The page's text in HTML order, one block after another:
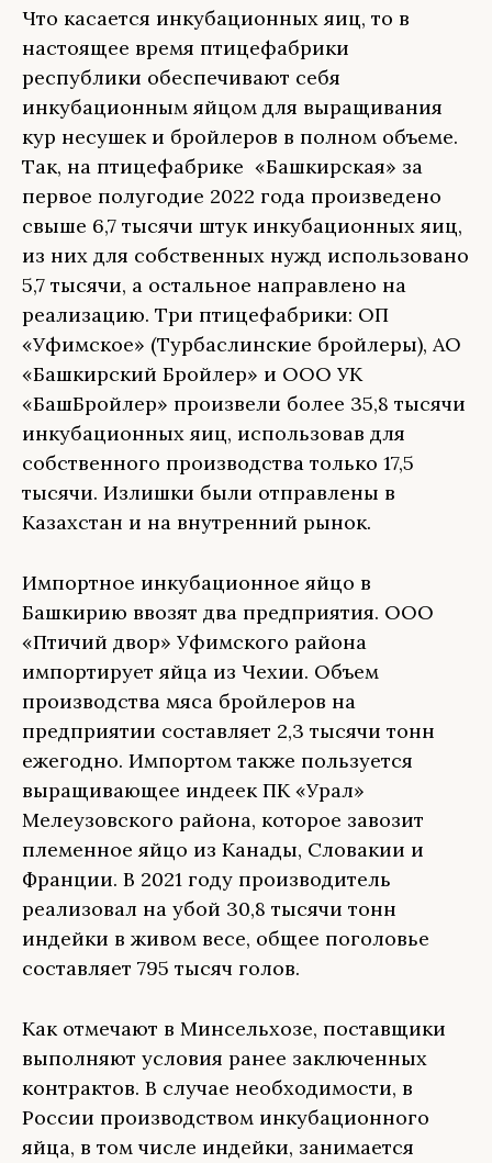
Что касается инкубационных яиц, то в
настоящее время птицефабрики
республики обеспечивают себя
инкубационным яйцом для выращивания
кур несушек и бройлеров в полном объеме.
Так, на птицефабрике «Башкирская» за
первое полугодие 2022 года произведено
свыше 6,7 тысячи штук инкубационных яиц,
из них для собственных нужд использовано
5,7 тысячи, а остальное направлено на
реализацию. Три птицефабрики: ОП
«Уфимское» (Турбаслинские бройлеры), АО
«Башкирский Бройлер» и ООО УК
«БашБройлер» произвели более 35,8 тысячи
инкубационных яиц, использовав для
собственного производства только 17,5
тысячи. Излишки были отправлены в
Казахстан и на внутренний рынок.
Импортное инкубационное яйцо в
Башкирию ввозят два предприятия. ООО
«Птичий двор» Уфимского района
импортирует яйца из Чехии. Объем
производства мяса бройлеров на
предприятии составляет 2,3 тысячи тонн
ежегодно. Импортом также пользуется
выращивающее индеек ПК «Урал»
Мелеузовского района, которое завозит
племенное яйцо из Канады, Словакии и
Франции. В 2021 году производитель
реализовал на убой 30,8 тысячи тонн
индейки в живом весе, общее поголовье
составляет 795 тысяч голов.
Как отмечают в Минсельхозе, поставщики
выполняют условия ранее заключенных
контрактов. В случае необходимости, в
России производством инкубационного
яйца, в том числе индейки, занимается